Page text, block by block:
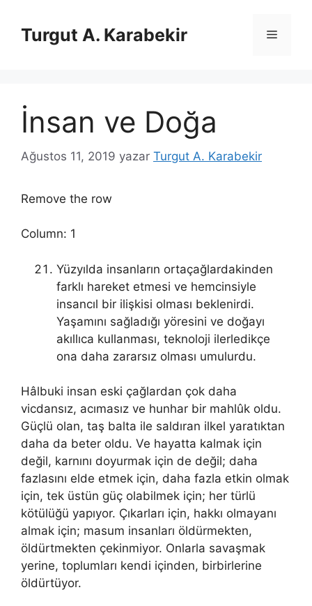
Turgut A. Karabekir Menü
İnsan ve Doğa
Ağustos 11, 2019 yazar Turgut A. Karabekir
Remove the row
Column: 1
Yüzyılda insanların ortaçağlardakinden
farklı hareket etmesi ve hemcinsiyle
insancıl bir ilişkisi olması beklenirdi.
Yaşamını sağladığı yöresini ve doğayı
akıllıca kullanması, teknoloji ilerledikçe
ona daha zararsız olması umulurdu.
Hâlbuki insan eski çağlardan çok daha
vicdansız, acımasız ve hunhar bir mahlûk oldu.
Güçlü olan, taş balta ile saldıran ilkel yaratıktan
daha da beter oldu. Ve hayatta kalmak için
değil, karnını doyurmak için de değil; daha
fazlasını elde etmek için, daha fazla etkin olmak
için, tek üstün güç olabilmek için; her türlü
kötülüğü yapıyor. Çıkarları için, hakkı olmayanı
almak için; masum insanları öldürmekten,
öldürtmekten çekinmiyor. Onlarla savaşmak
yerine, toplumları kendi içinden, birbirlerine
öldürtüyor.